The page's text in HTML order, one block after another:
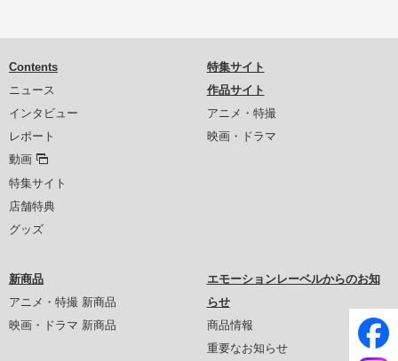
Contents
ニュース
インタビュー
レポート
動画
特集サイト
店舗特典
グッズ
特集サイト
作品サイト
アニメ・特撮
映画・ドラマ
新商品
アニメ・特撮 新商品
映画・ドラマ 新商品
エモーションレーベルからのお知
らせ
商品情報
重要なお知らせ